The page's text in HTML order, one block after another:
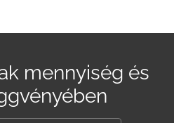
mennyiség és